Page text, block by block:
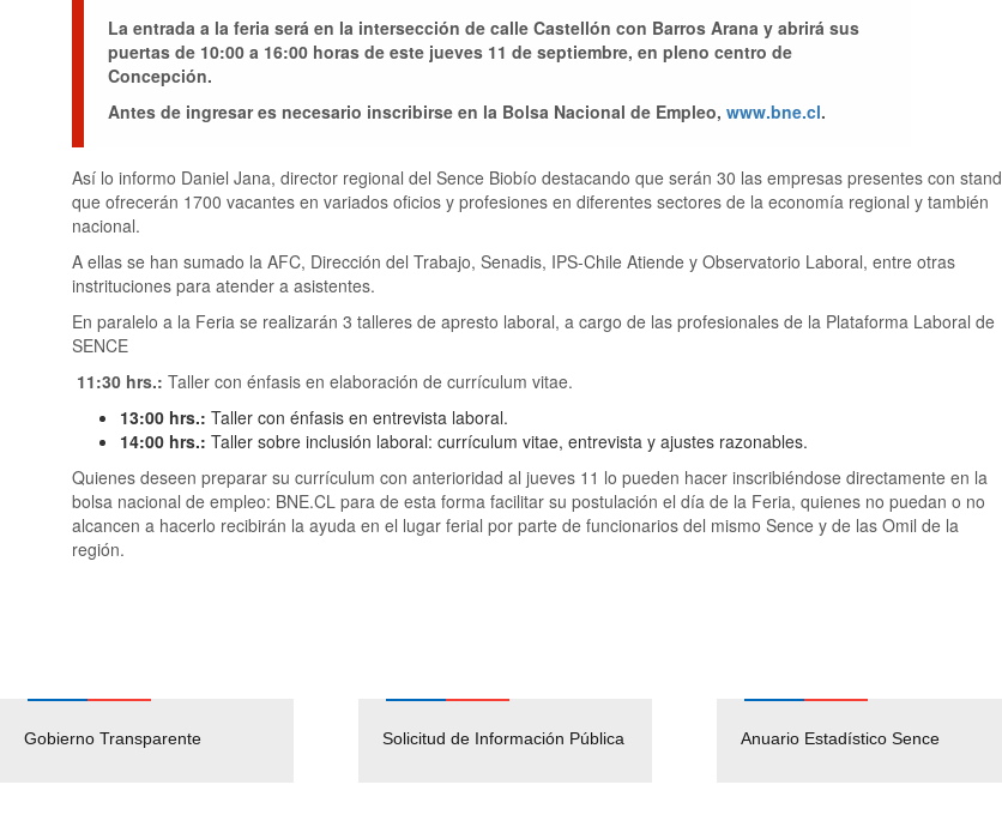
La entrada a la feria será en la intersección de calle Castellón con Barros Arana y abrirá sus
puertas de 10:00 a 16:00 horas de este jueves 11 de septiembre, en pleno centro de
Concepción.
Antes de ingresar es necesario inscribirse en la Bolsa Nacional de Empleo, www.bne.cl.
Así lo informo Daniel Jana, director regional del Sence Biobío destacando que serán 30 las empresas presentes con stand
que ofrecerán 1700 vacantes en variados oficios y profesiones en diferentes sectores de la economía regional y también
nacional.
A ellas se han sumado la AFC, Dirección del Trabajo, Senadis, IPS-Chile Atiende y Observatorio Laboral, entre otras
instrituciones para atender a asistentes.
En paralelo a la Feria se realizarán 3 talleres de apresto laboral, a cargo de las profesionales de la Plataforma Laboral de
SENCE
11:30 hrs.: Taller con énfasis en elaboración de currículum vitae.
13:00 hrs.: Taller con énfasis en entrevista laboral.
14:00 hrs.: Taller sobre inclusión laboral: currículum vitae, entrevista y ajustes razonables.
Quienes deseen preparar su currículum con anterioridad al jueves 11 lo pueden hacer inscribiéndose directamente en la
bolsa nacional de empleo: BNE.CL para de esta forma facilitar su postulación el día de la Feria, quienes no puedan o no
alcancen a hacerlo recibirán la ayuda en el lugar ferial por parte de funcionarios del mismo Sence y de las Omil de la
región.
Gobierno Transparente Solicitud de Información Pública Anuario Estadístico Sence
Pago Proveedores
Empleos Públicos
Solicitud Audiencias y